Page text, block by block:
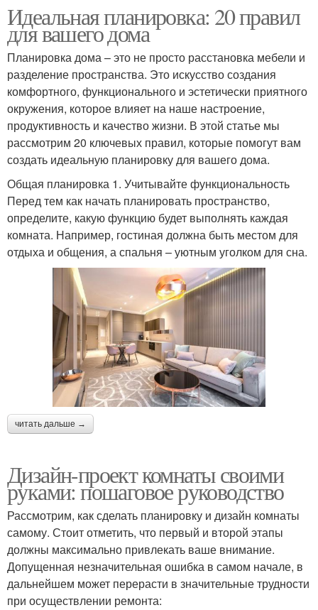
Идеальная планировка: 20 правил
для вашего дома
Планировка дома – это не просто расстановка мебели и
разделение пространства. Это искусство создания
комфортного, функционального и эстетически приятного
окружения, которое влияет на наше настроение,
продуктивность и качество жизни. В этой статье мы
рассмотрим 20 ключевых правил, которые помогут вам
создать идеальную планировку для вашего дома.
Общая планировка 1. Учитывайте функциональность
Перед тем как начать планировать пространство,
определите, какую функцию будет выполнять каждая
комната. Например, гостиная должна быть местом для
отдыха и общения, а спальня – уютным уголком для сна.
читать дальше →
Дизайн-проект комнаты своими
руками: пошаговое руководство
Рассмотрим, как сделать планировку и дизайн комнаты
самому. Стоит отметить, что первый и второй этапы
должны максимально привлекать ваше внимание.
Допущенная незначительная ошибка в самом начале, в
дальнейшем может перерасти в значительные трудности
при осуществлении ремонта: